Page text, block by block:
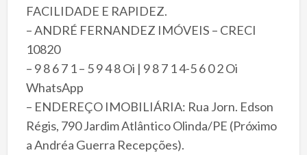
FACILIDADE E RAPIDEZ.
– ANDRÉ FERNANDEZ IMÓVEIS – CRECI
10820
– 9 8 6 7 1 – 5 9 4 8 Oi | 9 8 7 1 4-5 6 0 2 Oi
WhatsApp
– ENDEREÇO IMOBILIÁRIA: Rua Jorn. Edson
Régis, 790 Jardim Atlântico Olinda/PE (Próximo
a Andréa Guerra Recepções).